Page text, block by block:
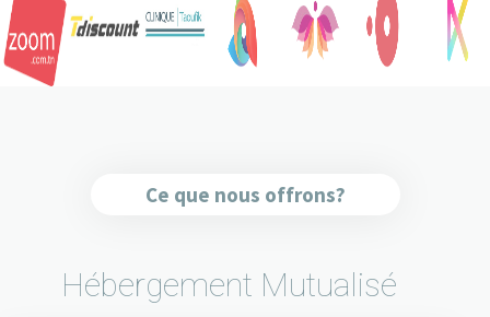
Ce que nous offrons?
Hébergement Mutualisé